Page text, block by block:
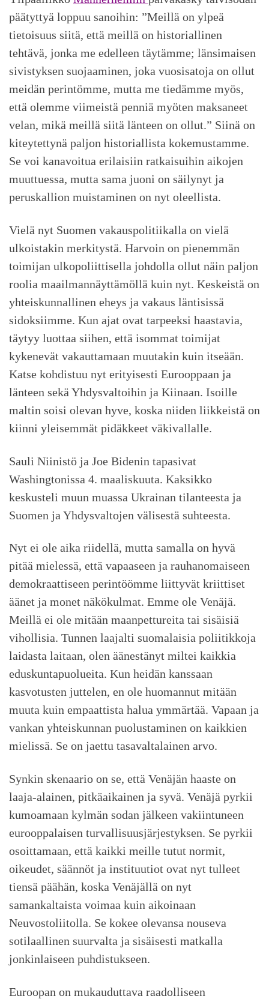
päätyttyä loppuu sanoihin: ”Meillä on ylpeä
tietoisuus siitä, että meillä on historiallinen
tehtävä, jonka me edelleen täytämme; länsimaisen
sivistyksen suojaaminen, joka vuosisatoja on ollut
meidän perintömme, mutta me tiedämme myös,
että olemme viimeistä penniä myöten maksaneet
velan, mikä meillä siitä länteen on ollut.” Siinä on
kiteytettynä paljon historiallista kokemustamme.
Se voi kanavoitua erilaisiin ratkaisuihin aikojen
muuttuessa, mutta sama juoni on säilynyt ja
peruskallion muistaminen on nyt oleellista.
Vielä nyt Suomen vakauspolitiikalla on vielä
ulkoistakin merkitystä. Harvoin on pienemmän
toimijan ulkopoliittisella johdolla ollut näin paljon
roolia maailmannäyttämöllä kuin nyt. Keskeistä on
yhteiskunnallinen eheys ja vakaus läntisissä
sidoksiimme. Kun ajat ovat tarpeeksi haastavia,
täytyy luottaa siihen, että isommat toimijat
kykenevät vakauttamaan muutakin kuin itseään.
Katse kohdistuu nyt erityisesti Eurooppaan ja
länteen sekä Yhdysvaltoihin ja Kiinaan. Isoille
maltin soisi olevan hyve, koska niiden liikkeistä on
kiinni yleisemmät pidäkkeet väkivallalle.
Sauli Niinistö ja Joe Bidenin tapasivat
Washingtonissa 4. maaliskuuta. Kaksikko
keskusteli muun muassa Ukrainan tilanteesta ja
Suomen ja Yhdysvaltojen välisestä suhteesta.
Nyt ei ole aika riidellä, mutta samalla on hyvä
pitää mielessä, että vapaaseen ja rauhanomaiseen
demokraattiseen perintöömme liittyvät kriittiset
äänet ja monet näkökulmat. Emme ole Venäjä.
Meillä ei ole mitään maanpettureita tai sisäisiä
vihollisia. Tunnen laajalti suomalaisia poliitikkoja
laidasta laitaan, olen äänestänyt miltei kaikkia
eduskuntapuolueita. Kun heidän kanssaan
kasvotusten juttelen, en ole huomannut mitään
muuta kuin empaattista halua ymmärtää. Vapaan ja
vankan yhteiskunnan puolustaminen on kaikkien
mielissä. Se on jaettu tasavaltalainen arvo.
Synkin skenaario on se, että Venäjän haaste on
laaja-alainen, pitkäaikainen ja syvä. Venäjä pyrkii
kumoamaan kylmän sodan jälkeen vakiintuneen
eurooppalaisen turvallisuusjärjestyksen. Se pyrkii
osoittamaan, että kaikki meille tutut normit,
oikeudet, säännöt ja instituutiot ovat nyt tulleet
tiensä päähän, koska Venäjällä on nyt
samankaltaista voimaa kuin aikoinaan
Neuvostoliitolla. Se kokee olevansa nouseva
sotilaallinen suurvalta ja sisäisesti matkalla
jonkinlaiseen puhdistukseen.
Euroopan on mukauduttava raadolliseen